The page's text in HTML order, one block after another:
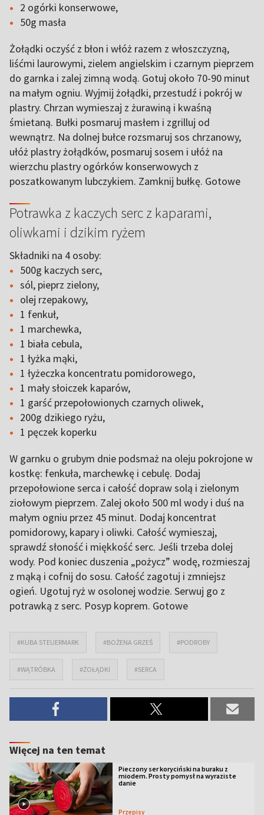
2 ogórki konserwowe,
50g masła
Żołądki oczyść z błon i włóż razem z włoszczyzną,
liśćmi laurowymi, zielem angielskim i czarnym pieprzem
do garnka i zalej zimną wodą. Gotuj około 70-90 minut
na małym ogniu. Wyjmij żołądki, przestudź i pokrój w
plastry. Chrzan wymieszaj z żurawiną i kwaśną
śmietaną. Bułki posmaruj masłem i zgrilluj od
wewnątrz. Na dolnej bułce rozsmaruj sos chrzanowy,
ułóż plastry żołądków, posmaruj sosem i ułóż na
wierzchu plastry ogórków konserwowych z
poszatkowanym lubczykiem. Zamknij bułkę. Gotowe
Potrawka z kaczych serc z kaparami,
oliwkami i dzikim ryżem
Składniki na 4 osoby:
500g kaczych serc,
sól, pieprz zielony,
olej rzepakowy,
1 fenkuł,
1 marchewka,
1 biała cebula,
1 łyżka mąki,
1 łyżeczka koncentratu pomidorowego,
1 mały słoiczek kaparów,
1 garść przepołowionych czarnych oliwek,
200g dzikiego ryżu,
1 pęczek koperku
W garnku o grubym dnie podsmaż na oleju pokrojone w
kostkę: fenkuła, marchewkę i cebulę. Dodaj
przepołowione serca i całość dopraw solą i zielonym
ziołowym pieprzem. Zalej około 500 ml wody i duś na
małym ogniu przez 45 minut. Dodaj koncentrat
pomidorowy, kapary i oliwki. Całość wymieszaj,
sprawdź słoność i miękkość serc. Jeśli trzeba dolej
wody. Pod koniec duszenia „pożycz” wodę, rozmieszaj
z mąką i cofnij do sosu. Całość zagotuj i zmniejsz
ogień. Ugotuj ryż w osolonej wodzie. Serwuj go z
potrawką z serc. Posyp koprem. Gotowe
#KUBA STEUERMARK #BOŻENA GRZEŚ #PODROBY
#WĄTRÓBKA #ŻOŁĄDKI #SERCA
Więcej na ten temat
Pieczony ser koryciński na buraku z
miodem. Prosty pomysł na wyraziste
danie
Przepisy